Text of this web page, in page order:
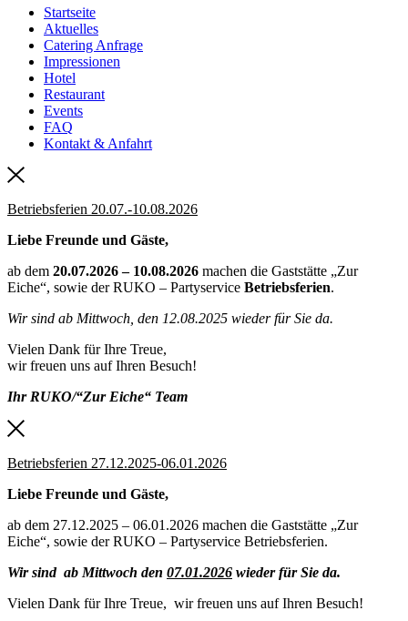
Startseite
Aktuelles
Catering Anfrage
Impressionen
Hotel
Restaurant
Events
FAQ
Kontakt & Anfahrt
Betriebsferien 20.07.-10.08.2026
Liebe Freunde und Gäste,
ab dem 20.07.2026 – 10.08.2026 machen die Gaststätte „Zur
Eiche“, sowie der RUKO – Partyservice Betriebsferien.
Wir sind ab Mittwoch, den 12.08.2025 wieder für Sie da.
Vielen Dank für Ihre Treue,
wir freuen uns auf Ihren Besuch!
Ihr RUKO/“Zur Eiche“ Team
Betriebsferien 27.12.2025-06.01.2026
Liebe Freunde und Gäste,
ab dem 27.12.2025 – 06.01.2026 machen die Gaststätte „Zur
Eiche“, sowie der RUKO – Partyservice Betriebsferien.
Wir sind ab Mittwoch den 07.01.2026 wieder für Sie da.
Vielen Dank für Ihre Treue, wir freuen uns auf Ihren Besuch!